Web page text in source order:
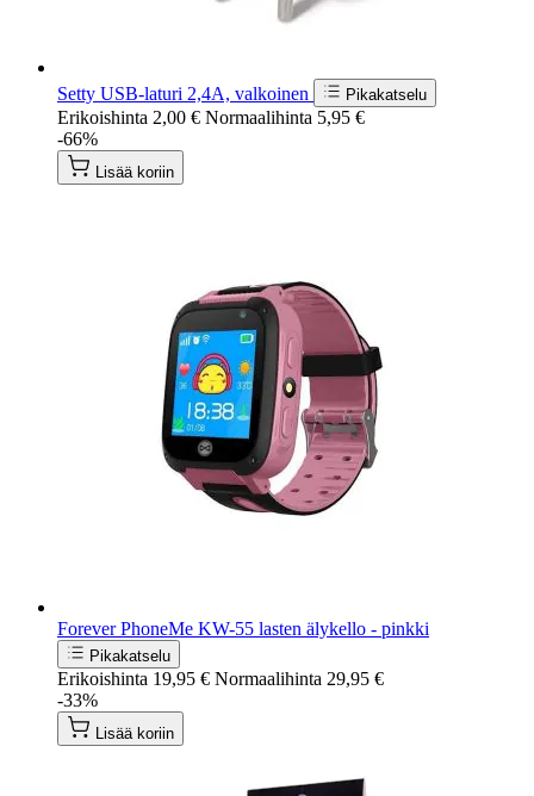
Setty USB-laturi 2,4A, valkoinen Pikakatselu
Erikoishinta 2,00 € Normaalihinta 5,95 €
-66%
Lisää koriin
Forever PhoneMe KW-55 lasten älykello - pinkki
Pikakatselu
Erikoishinta 19,95 € Normaalihinta 29,95 €
-33%
Lisää koriin